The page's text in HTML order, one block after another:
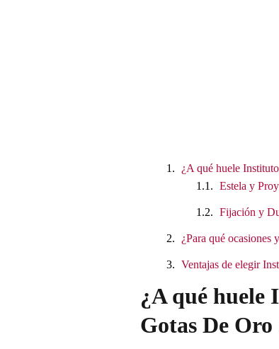
¿A qué huele
Estela y
Fijación y
¿Para qué ocasiones
Ventajas de elegir
¿A qué huele
Gotas De